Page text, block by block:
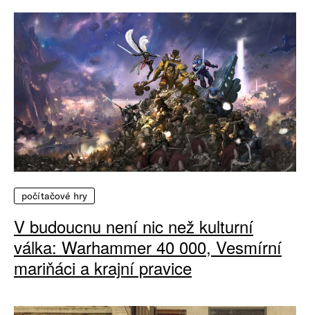
počítačové hry
V budoucnu není nic než kulturní
válka: Warhammer 40 000, Vesmírní
mariňáci a krajní pravice